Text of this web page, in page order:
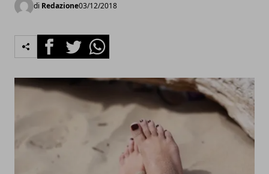
di Redazione03/12/2018
FacebookTwitterWhatsapp